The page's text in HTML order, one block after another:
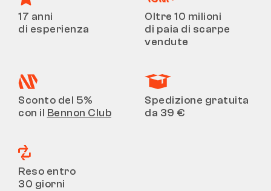
17 anni
di esperienza
Oltre 10 milioni
di paia di scarpe
vendute
Sconto del 5%
con il Bennon Club
Spedizione gratuita
da 39 €
Reso entro
30 giorni